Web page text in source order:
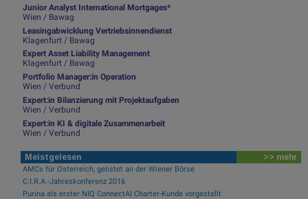
Junior Analyst International Mortgages*
Wien / Bawag
Leasingabwicklung Vertriebsinnendienst
Klagenfurt / Bawag
Expert Asset Liability Management
Klagenfurt / Bawag
Portfolio Manager:in Operation
Wien / Verbund
Expert:in Bilanzierung mit Projektaufgaben
Wien / Verbund
Expert:in KI & digitale Zusammenarbeit
Wien / Verbund
Meistgelesen >> mehr
AMCs für Österreich, gelistet an der Wiener Börse
C.I.R.A.-Jahreskonferenz 2016
Purina als erster NIQ ConnectAI Charter-Kunde vorgestellt